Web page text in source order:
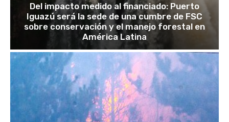
Del impacto medido al financiado: Puerto
Iguazú será la sede de una cumbre de FSC
sobre conservación y el manejo forestal en
América Latina